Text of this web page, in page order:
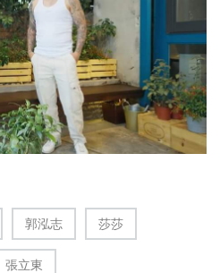
郭泓志 莎莎
張立東